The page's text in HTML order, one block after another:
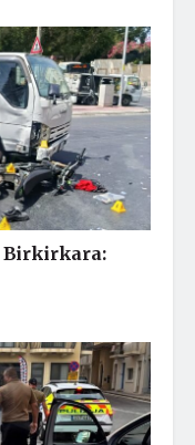
Birkirkara: